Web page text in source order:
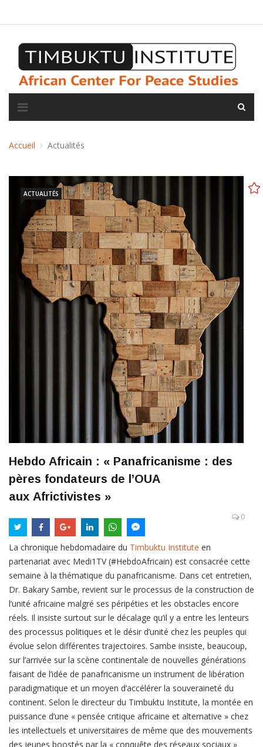
Accueil Actualités
ACTUALITÉS
Hebdo Africain : « Panafricanisme : des
pères fondateurs de l’OUA
aux Africtivistes »
0
La chronique hebdomadaire du Timbuktu Institute en
partenariat avec Medi1TV (#HebdoAfricain) est consacrée cette
semaine à la thématique du panafricanisme. Dans cet entretien,
Dr. Bakary Sambe, revient sur le processus de la construction de
l’unité africaine malgré ses péripéties et les obstacles encore
réels. Il insiste surtout sur le décalage qu’il y a entre les lenteurs
des processus politiques et le désir d’unité chez les peuples qui
évolue selon différentes trajectoires. Sambe insiste, beaucoup,
sur l’arrivée sur la scène continentale de nouvelles générations
faisant de l’idée de panafricanisme un instrument de libération
paradigmatique et un moyen d’accélérer la souveraineté du
continent. Selon le directeur du Timbuktu Institute, la montée en
puissance d’une « pensée critique africaine et alternative » chez
les intellectuels et universitaires de même que des mouvements
des jeunes boostés par la « conquête des réseaux sociaux »